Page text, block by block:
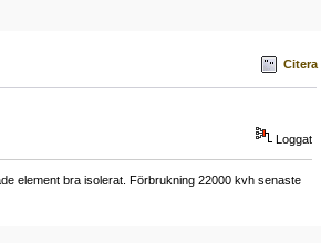
Citera
Loggat
element bra isolerat. Förbrukning 22000 kvh senaste